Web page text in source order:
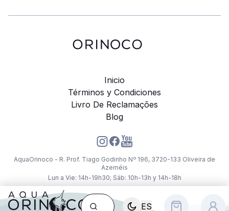
ES
Inicio
Términos y Condiciones
Livro De Reclamações
Blog
AquaOrinoco - R. Prof. Tiago Godinho Nº 196, 3720-133 Oliveira de
Azeméis
Lun a Vie: 14h-19h30; Sáb: 10h-13h y 14h-18h